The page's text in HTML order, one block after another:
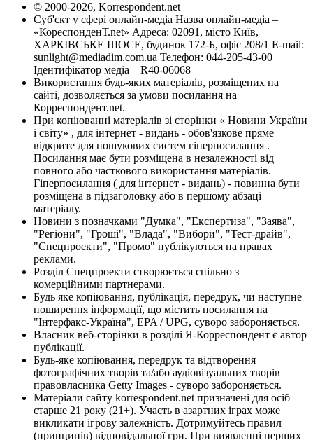
© 2000-2026, Korrespondent.net
Суб'єкт у сфері онлайн-медіа Назва онлайн-медіа –
«КореспонденТ.net» Адреса: 02091, місто Київ,
ХАРКІВСЬКЕ ШОСЕ, будинок 172-Б, офіс 208/1 E-mail:
sunlight@mediadim.com.ua Телефон: 044-205-43-00
Ідентифікатор медіа – R40-06068
Використання будь-яких матеріалів, розміщених на
сайті, дозволяється за умови посилання на
Корреспондент.net.
При копіюванні матеріалів зі сторінки « Новини України
і світу» , для інтернет - видань - обов'язкове пряме
відкрите для пошукових систем гіперпосилання .
Посилання має бути розміщена в незалежності від
повного або часткового використання матеріалів.
Гіперпосилання ( для інтернет - видань) - повинна бути
розміщена в підзаголовку або в першому абзаці
матеріалу.
Новини з позначками "Думка", "Експертиза", "Заява",
"Регіони", "Гроші", "Влада", "Вибори", "Тест-драйв",
"Спецпроекти", "Промо" публікуються на правах
реклами.
Розділ Спецпроекти створюється спільно з
комерційними партнерами.
Будь яке копіювання, публікація, передрук, чи наступне
поширення інформації, що містить посилання на
"Інтерфакс-Україна", EPA / UPG, суворо забороняється.
Власник веб-сторінки в розділі Я-Корреспондент є автор
публікації.
Будь-яке копіювання, передрук та відтворення
фотографічних творів та/або аудіовізуальних творів
правовласника Getty Images - суворо забороняється.
Матеріали сайту korrespondent.net призначені для осіб
старше 21 року (21+). Участь в азартних іграх може
викликати ігрову залежність. Дотримуйтесь правил
(принципів) відповідальної гри. При виявленні перших